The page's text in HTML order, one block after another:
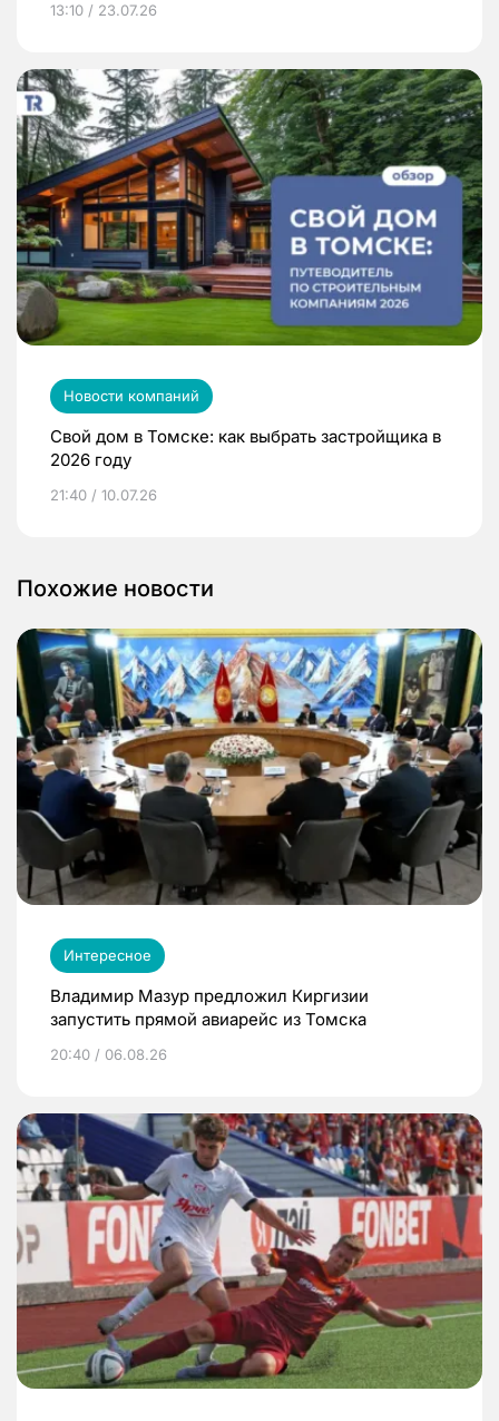
13:10 / 23.07.26
Новости компаний
Свой дом в Томске: как выбрать застройщика в
2026 году
21:40 / 10.07.26
Похожие новости
Интересное
Владимир Мазур предложил Киргизии
запустить прямой авиарейс из Томска
20:40 / 06.08.26